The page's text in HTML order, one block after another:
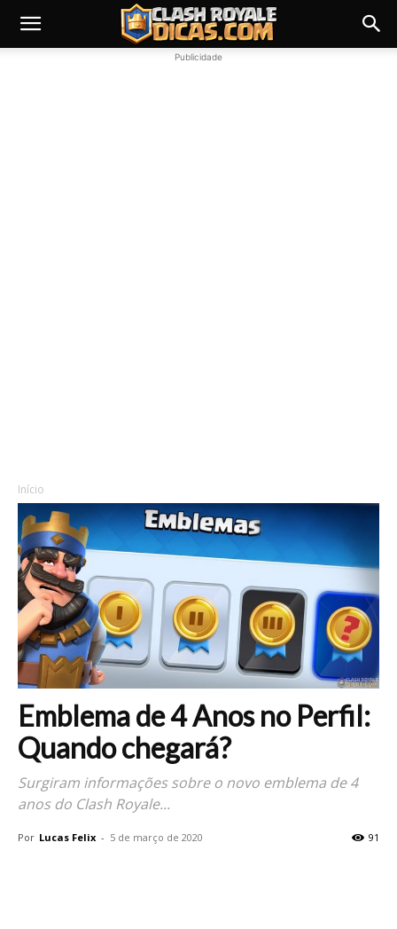
Publicidade
Início
Emblema de 4 Anos no Perfil:
Quando chegará?
Surgiram informações sobre o novo emblema de 4
anos do Clash Royale...
Por Lucas Felix - 5 de março de 2020 91